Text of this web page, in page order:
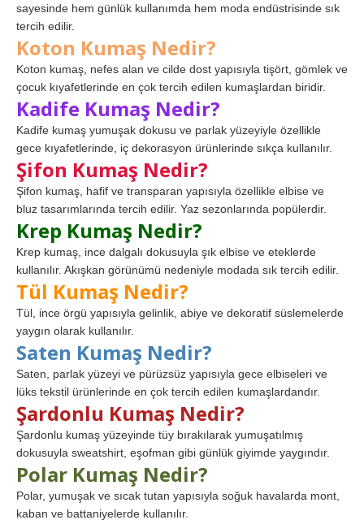
sayesinde hem günlük kullanımda hem moda endüstrisinde sık
tercih edilir.
Koton Kumaş Nedir?
Koton kumaş, nefes alan ve cilde dost yapısıyla tişört, gömlek ve
çocuk kıyafetlerinde en çok tercih edilen kumaşlardan biridir.
Kadife Kumaş Nedir?
Kadife kumaş yumuşak dokusu ve parlak yüzeyiyle özellikle
gece kıyafetlerinde, iç dekorasyon ürünlerinde sıkça kullanılır.
Şifon Kumaş Nedir?
Şifon kumaş, hafif ve transparan yapısıyla özellikle elbise ve
bluz tasarımlarında tercih edilir. Yaz sezonlarında popülerdir.
Krep Kumaş Nedir?
Krep kumaş, ince dalgalı dokusuyla şık elbise ve eteklerde
kullanılır. Akışkan görünümü nedeniyle modada sık tercih edilir.
Tül Kumaş Nedir?
Tül, ince örgü yapısıyla gelinlik, abiye ve dekoratif süslemelerde
yaygın olarak kullanılır.
Saten Kumaş Nedir?
Saten, parlak yüzeyi ve pürüzsüz yapısıyla gece elbiseleri ve
lüks tekstil ürünlerinde en çok tercih edilen kumaşlardandır.
Şardonlu Kumaş Nedir?
Şardonlu kumaş yüzeyinde tüy bırakılarak yumuşatılmış
dokusuyla sweatshirt, eşofman gibi günlük giyimde yaygındır.
Polar Kumaş Nedir?
Polar, yumuşak ve sıcak tutan yapısıyla soğuk havalarda mont,
kaban ve battaniyelerde kullanılır.